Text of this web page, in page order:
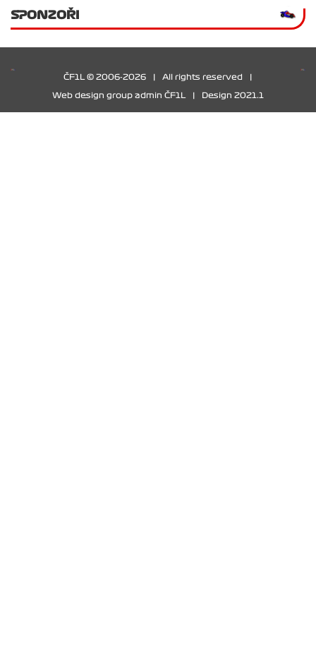
SPONZOŘI
ČF1L © 2006-2026 All rights reserved
Web design group admin ČF1L Design 2021.1